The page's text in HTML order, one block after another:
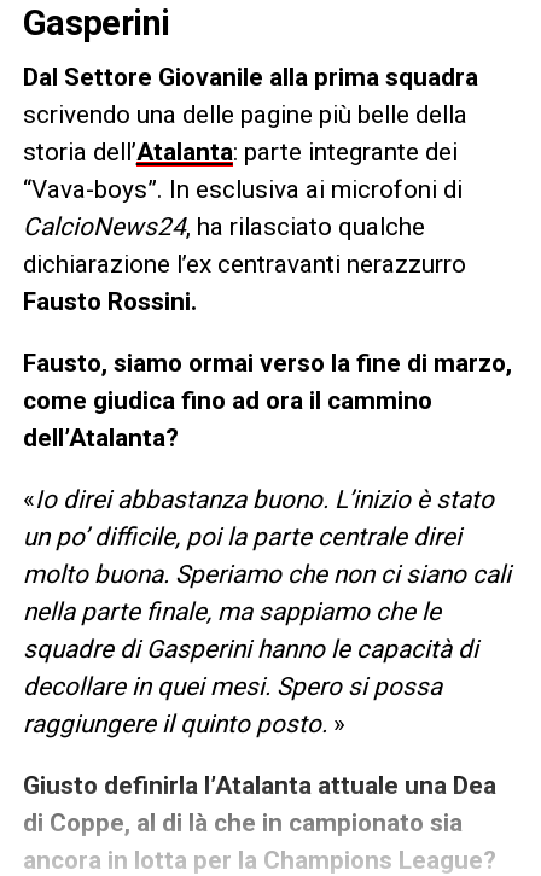
Gasperini
Dal Settore Giovanile alla prima squadra
scrivendo una delle pagine più belle della
storia dell’Atalanta: parte integrante dei
“Vava-boys”. In esclusiva ai microfoni di
CalcioNews24, ha rilasciato qualche
dichiarazione l’ex centravanti nerazzurro
Fausto Rossini.
Fausto, siamo ormai verso la fine di marzo,
come giudica fino ad ora il cammino
dell’Atalanta?
«Io direi abbastanza buono. L’inizio è stato
un po’ difficile, poi la parte centrale direi
molto buona. Speriamo che non ci siano cali
nella parte finale, ma sappiamo che le
squadre di Gasperini hanno le capacità di
decollare in quei mesi. Spero si possa
raggiungere il quinto posto. »
Giusto definirla l’Atalanta attuale una Dea
di Coppe, al di là che in campionato sia
ancora in lotta per la Champions League?